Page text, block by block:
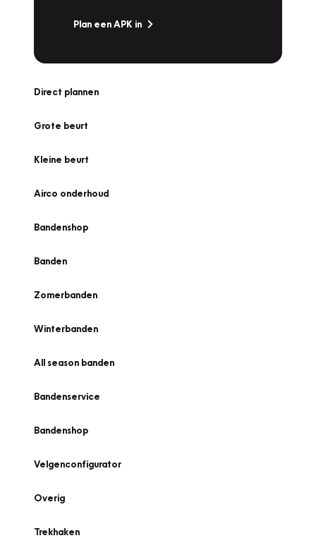
Plan een APK in
Direct plannen
Grote beurt
Kleine beurt
Airco onderhoud
Bandenshop
Banden
Zomerbanden
Winterbanden
All season banden
Bandenservice
Bandenshop
Velgenconfigurator
Overig
Trekhaken